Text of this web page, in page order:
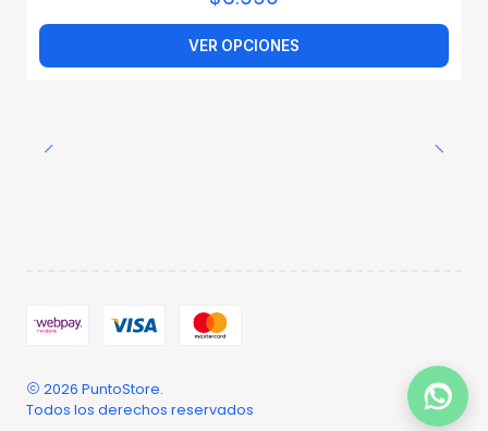
VER OPCIONES
2026 PuntoStore.
Todos los derechos reservados